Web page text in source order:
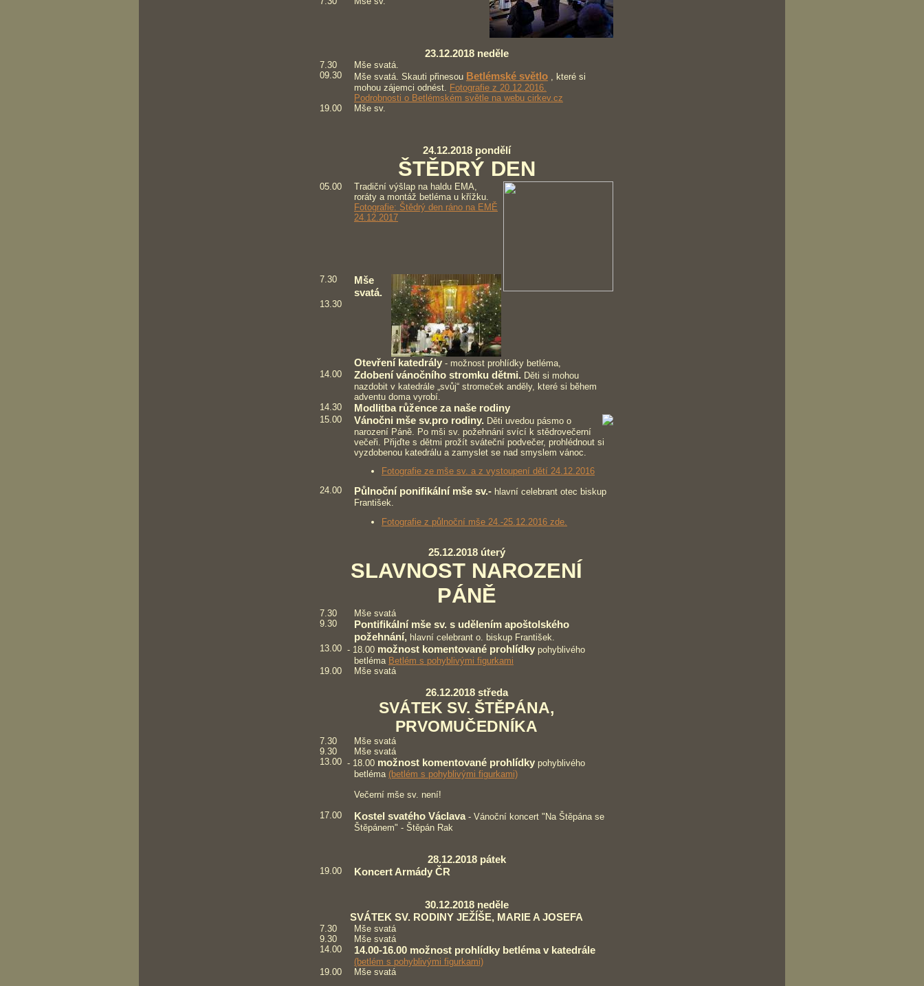
23.12.2018 neděle
7.30
Mše svatá.
09.30
Mše svatá. Skauti přinesou Betlémské světlo
, které si
mohou zájemci odnést. Fotografie z 20.12.2016.
Podrobnosti o Betlémském světle na webu cirkev.cz
19.00
Mše sv.
24.12.2018 pondělí
ŠTĚDRÝ DEN
05.00
Tradiční výšlap na haldu EMA,
roráty a montáž betléma u křížku.
Fotografie: Štědrý den ráno na EMĚ
24.12.2017
7.30
Mše
svatá.
13.30
Otevření katedrály - možnost prohlídky betléma,
14.00
Zdobení vánočního stromku dětmi. Děti si mohou
nazdobit v katedrále „svůj“ stromeček anděly, které si během
adventu doma vyrobí.
14.30
Modlitba růžence za naše rodiny
15.00 Vánočni mše sv.pro rodiny. Děti uvedou pásmo o
narození Páně. Po mši sv. požehnání svící k stědrovečerní
večeři. Přijďte s dětmi prožít sváteční podvečer, prohlédnout si
vyzdobenou katedrálu a zamyslet se nad smyslem vánoc.
Fotografie ze mše sv. a z vystoupení dětí 24.12.2016
24.00
Půlnoční ponifikální mše sv.- hlavní celebrant otec biskup
František.
Fotografie z půlnoční mše 24.-25.12.2016 zde.
25.12.2018 úterý
SLAVNOST NAROZENÍ
PÁNĚ
7.30
Mše svatá
9.30
Pontifikální mše sv. s udělením apoštolského
požehnání, hlavní celebrant o. biskup František.
13.00 - 18.00 možnost komentované prohlídky pohyblivého
betléma Betlém s pohyblivými figurkami
19.00
Mše svatá
26.12.2018 středa
SVÁTEK SV. ŠTĚPÁNA,
PRVOMUČEDNÍKA
7.30
Mše svatá
9.30
Mše svatá
13.00 - 18.00 možnost komentované prohlídky pohyblivého
betléma (betlém s pohyblivými figurkami)
Večerní mše sv. není!
17.00
Kostel svatého Václava- Vánoční koncert "Na Štěpána se
Štěpánem" - Štěpán Rak
28.12.2018 pátek
19.00 Koncert Armády ČR
30.12.2018 neděle
SVÁTEK SV. RODINY JEŽÍŠE, MARIE A JOSEFA
7.30
Mše svatá
9.30
Mše svatá
14.00
14.00-16.00 možnost prohlídky betléma v katedrále
(betlém s pohyblivými figurkami)
19.00
Mše svatá